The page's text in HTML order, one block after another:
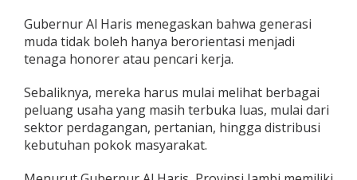
A
,
S
a
p
G
e
r
k
Gubernur Al Haris menegaskan bahwa generasi
muda tidak boleh hanya berorientasi menjadi
tenaga honorer atau pencari kerja.
Sebaliknya, mereka harus mulai melihat berbagai
peluang usaha yang masih terbuka luas, mulai dari
sektor perdagangan, pertanian, hingga distribusi
kebutuhan pokok masyarakat.